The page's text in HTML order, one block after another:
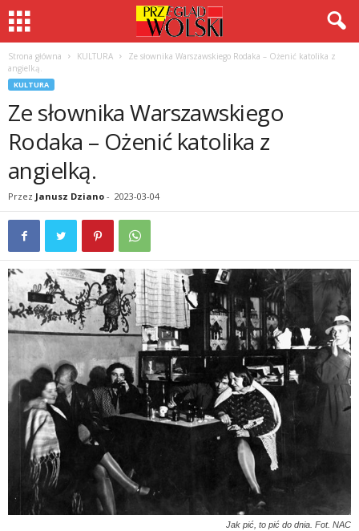
Strona główna KULTURA
Ze słownika Warszawskiego Rodaka – Ożenić katolika z
angielką.
KULTURA
Ze słownika Warszawskiego
Rodaka – Ożenić katolika z
angielką.
Przez Janusz Dziano - 2023-03-04
Jak pić, to pić do dnia. Fot. NAC